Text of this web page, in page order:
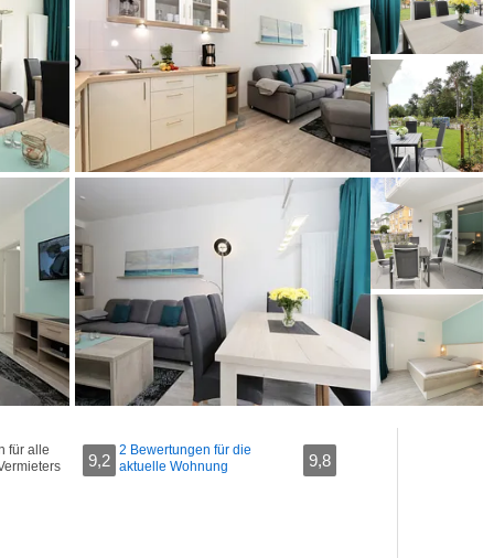
für alle
9,2
2 Bewertungen für die
aktuelle Wohnung
9,8